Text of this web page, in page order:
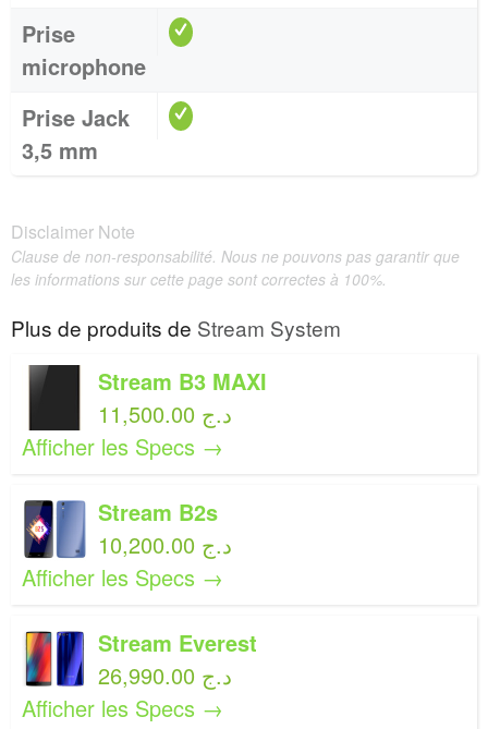
Prise
microphone
Prise Jack
3,5 mm
Disclaimer Note
Clause de non-responsabilité. Nous ne pouvons pas garantir que
les informations sur cette page sont correctes à 100%.
Plus de produits de Stream System
Stream B3 MAXI
11,500.00 د.ج
Afficher les Specs →
Stream B2s
10,200.00 د.ج
Afficher les Specs →
Stream Everest
26,990.00 د.ج
Afficher les Specs →